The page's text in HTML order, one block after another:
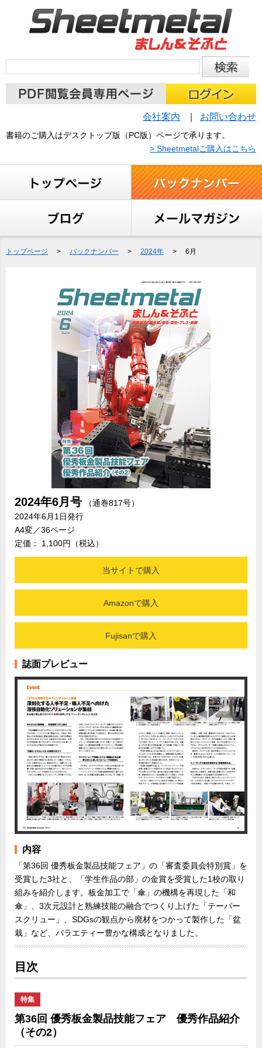
会社案内 お問い合わせ
書籍のご購入はデスクトップ版（PC版）ページで承ります。
> Sheetmetalご購入はこちら
トップページ > バックナンバー > 2024年 > 6月
2024年6月号
（通巻817号）
2024年6月1日発行
A4変／36ページ
定価： 1,100円（税込）
当サイトで購入
Amazonで購入
Fujisanで購入
誌面プレビュー
内容
「第36回 優秀板金製品技能フェア」の「審査委員会特別賞」を
受賞した3社と、「学生作品の部」の金賞を受賞した1校の取り
組みを紹介します。板金加工で「傘」の機構を再現した「和
傘」、3次元設計と熟練技能の融合でつくり上げた「テーパー
スクリュー」、SDGsの観点から廃材をつかって製作した「盆
栽」など、バラエティー豊かな構成となりました。
目次
特集
第36回 優秀板金製品技能フェア 優秀作品紹介
（その2）